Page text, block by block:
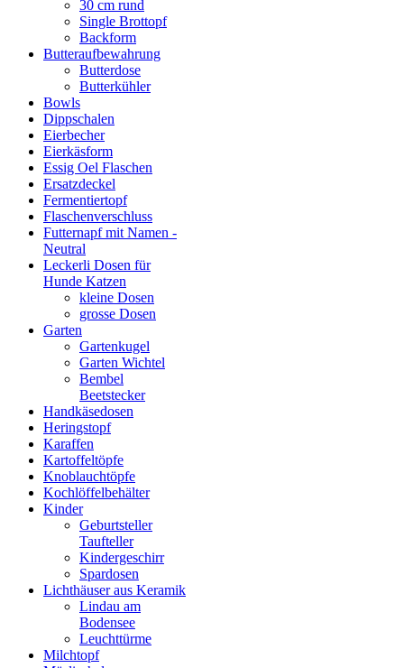
30 cm rund
Single Brottopf
Backform
Butteraufbewahrung
Butterdose
Butterkühler
Bowls
Dippschalen
Eierbecher
Eierkäsform
Essig Oel Flaschen
Ersatzdeckel
Fermentiertopf
Flaschenverschluss
Futternapf mit Namen -
Neutral
Leckerli Dosen für
Hunde Katzen
kleine Dosen
grosse Dosen
Garten
Gartenkugel
Garten Wichtel
Bembel
Beetstecker
Handkäsedosen
Heringstopf
Karaffen
Kartoffeltöpfe
Knoblauchtöpfe
Kochlöffelbehälter
Kinder
Geburtsteller
Taufteller
Kindergeschirr
Spardosen
Lichthäuser aus Keramik
Lindau am
Bodensee
Leuchttürme
Milchtopf